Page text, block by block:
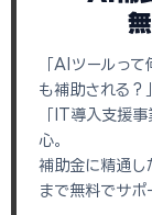
「AIツールっ
も補助される？」
「IT導入支援
心。
補助金に精通し
まで無料でサポ